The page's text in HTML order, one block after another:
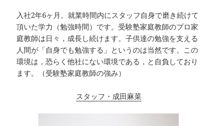
入社2年6ヶ月。就業時間内にスタッフ自身で磨き続けて
頂いた学力（勉強時間）です。受験塾家庭教師のプロ家
庭教師は日々，成長し続けます。子供達の勉強を支える
人間が「自身でも勉強する」というのは当然です。この
環境は，恐らく他社にない環境である，と自負しており
ます。（受験塾家庭教師の強み）
スタッフ・成田麻菜